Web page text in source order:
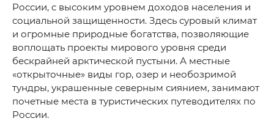
России, с высоким уровнем доходов населения и
социальной защищенности. Здесь суровый климат
и огромные природные богатства, позволяющие
воплощать проекты мирового уровня среди
бескрайней арктической пустыни. А местные
«открыточные» виды гор, озер и необозримой
тундры, украшенные северным сиянием, занимают
почетные места в туристических путеводителях по
России.